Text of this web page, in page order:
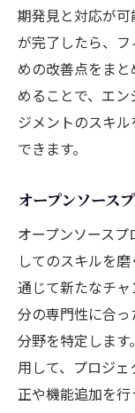
期発見と対応が
が完了したら、
めの改善点をま
めることで、エ
ジメントのスキ
できます。
オープンソース
オープンソース
してのスキルを
通じて新たなチ
分の専門性に合
分野を特定しま
用して、プロジ
正や機能追加を